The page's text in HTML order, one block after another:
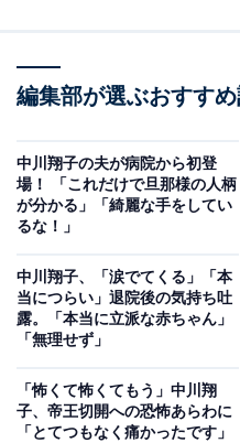
編集部が選ぶおすす
中川翔子の夫が病院から初登
場！ 「これだけで旦那様の人柄
が分かる」「綺麗な手をしてい
るな！」
中川翔子、「涙でてくる」「本
当につらい」退院後の気持ち吐
露。「本当に立派な赤ちゃん」
「無理せず」
「怖くて怖くてもう」中川翔
子、帝王切開への恐怖あらわに
「とてつもなく痛かったです」